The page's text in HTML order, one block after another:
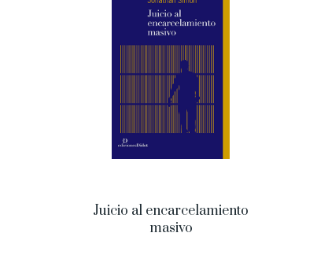
Juicio al encarcelamiento
masivo